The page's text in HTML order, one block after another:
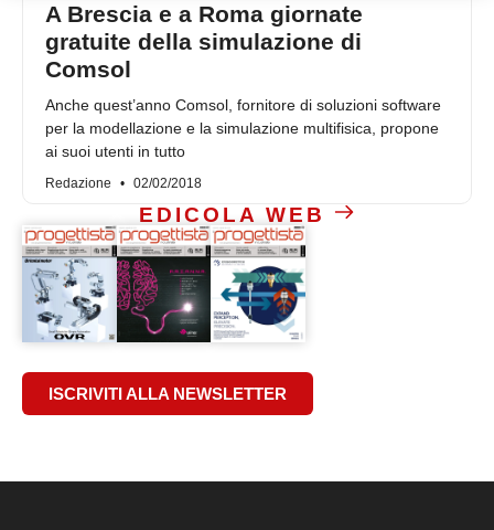
A Brescia e a Roma giornate
gratuite della simulazione di
Comsol
Anche quest’anno Comsol, fornitore di soluzioni software
per la modellazione e la simulazione multifisica, propone
ai suoi utenti in tutto
Redazione 02/02/2018
EDICOLA WEB
ISCRIVITI ALLA NEWSLETTER